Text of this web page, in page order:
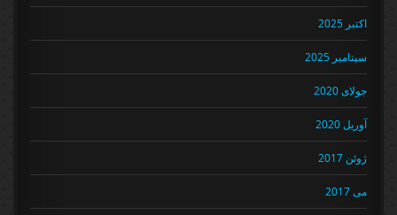
اکتبر 2025
سپتامبر 2025
جولای 2020
آوریل 2020
ژوئن 2017
می 2017